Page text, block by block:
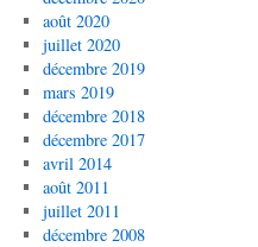
août 2020
juillet 2020
décembre 2019
mars 2019
décembre 2018
décembre 2017
avril 2014
août 2011
juillet 2011
décembre 2008